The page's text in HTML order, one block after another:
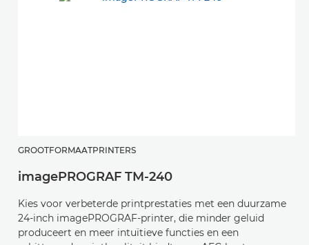
GROOTFORMAATPRINTERS
imagePROGRAF TM-240
Kies voor verbeterde printprestaties met een duurzame
24-inch imagePROGRAF-printer, die minder geluid
produceert en meer intuïtieve functies en een